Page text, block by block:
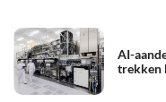
AI-
trekken